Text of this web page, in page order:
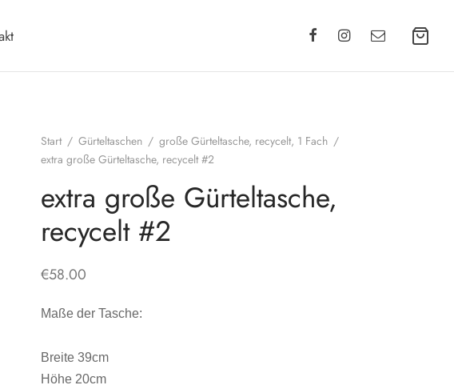
Start / Gürteltaschen / große Gürteltasche, recycelt, 1 Fach /
extra große Gürteltasche, recycelt #2
extra große Gürteltasche,
recycelt #2
€58.00
Maße der Tasche:
Breite 39cm
Höhe 20cm